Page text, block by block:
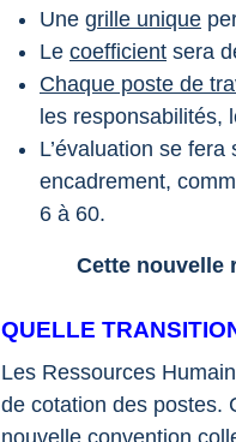
Une grille unique
Le coefficient sera
Chaque poste de
les
L’évaluation se
encadrement,
6 à 60.
Cette nouvelle
QUELLE
Les Ressources
de cotation des postes.
nouvelle convention